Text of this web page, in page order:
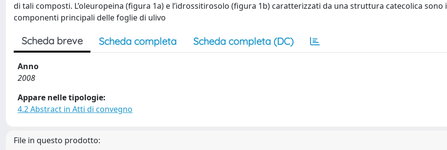
di tali composti. L’oleuropeina (figura 1a) e l’idrossitirosolo (figura 1b) caratterizzati da una struttura catecolica sono i
componenti principali delle foglie di ulivo
Scheda breve Scheda completa Scheda completa (DC)
Anno
2008
Appare nelle tipologie:
4.2 Abstract in Atti di convegno
File in questo prodotto: